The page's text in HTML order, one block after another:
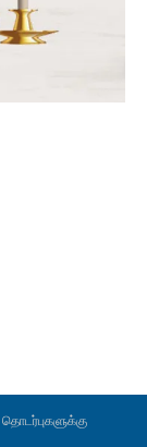
தொடர்புகளுக்கு